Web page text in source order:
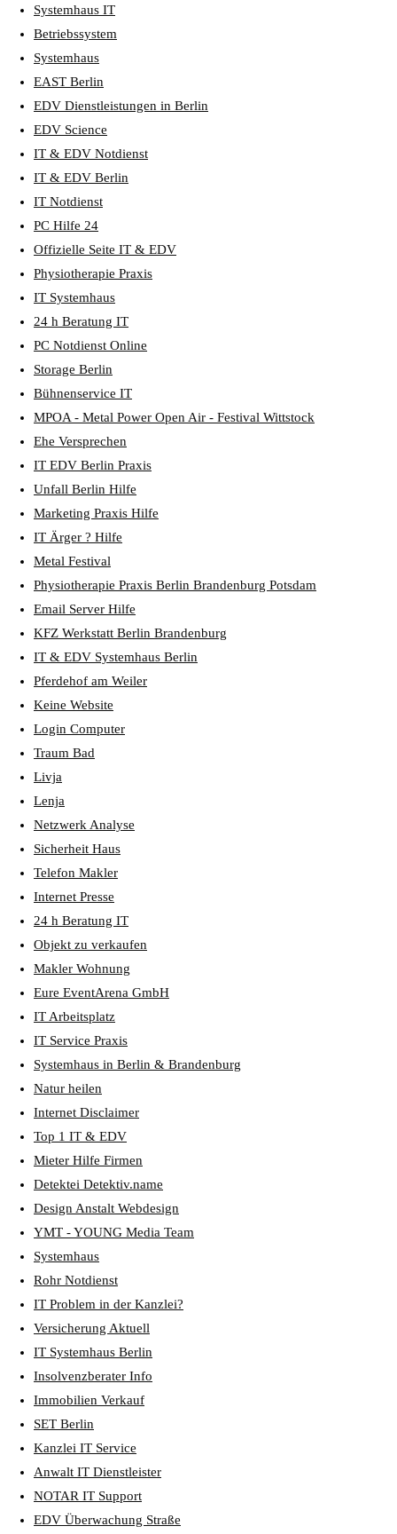
Systemhaus IT
Betriebssystem
Systemhaus
EAST Berlin
EDV Dienstleistungen in Berlin
EDV Science
IT & EDV Notdienst
IT & EDV Berlin
IT Notdienst
PC Hilfe 24
Offizielle Seite IT & EDV
Physiotherapie Praxis
IT Systemhaus
24 h Beratung IT
PC Notdienst Online
Storage Berlin
Bühnenservice IT
MPOA - Metal Power Open Air - Festival Wittstock
Ehe Versprechen
IT EDV Berlin Praxis
Unfall Berlin Hilfe
Marketing Praxis Hilfe
IT Ärger ? Hilfe
Metal Festival
Physiotherapie Praxis Berlin Brandenburg Potsdam
Email Server Hilfe
KFZ Werkstatt Berlin Brandenburg
IT & EDV Systemhaus Berlin
Pferdehof am Weiler
Keine Website
Login Computer
Traum Bad
Livja
Lenja
Netzwerk Analyse
Sicherheit Haus
Telefon Makler
Internet Presse
24 h Beratung IT
Objekt zu verkaufen
Makler Wohnung
Eure EventArena GmbH
IT Arbeitsplatz
IT Service Praxis
Systemhaus in Berlin & Brandenburg
Natur heilen
Internet Disclaimer
Top 1 IT & EDV
Mieter Hilfe Firmen
Detektei Detektiv.name
Design Anstalt Webdesign
YMT - YOUNG Media Team
Systemhaus
Rohr Notdienst
IT Problem in der Kanzlei?
Versicherung Aktuell
IT Systemhaus Berlin
Insolvenzberater Info
Immobilien Verkauf
SET Berlin
Kanzlei IT Service
Anwalt IT Dienstleister
NOTAR IT Support
EDV Überwachung Straße